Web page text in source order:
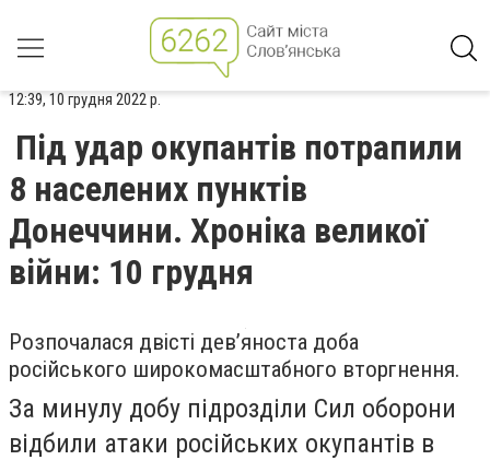
12:39, 10 грудня 2022 р.
Під удар окупантів потрапили
8 населених пунктів
Донеччини. Хроніка великої
війни: 10 грудня
Розпочалася двісті дев’яноста доба
російського широкомасштабного вторгнення.
За минулу добу підрозділи Сил оборони
відбили атаки російських окупантів в